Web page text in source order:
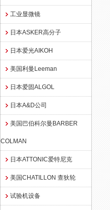
工业显微镜
日本ASKER高分子
日本爱光AIKOH
美国利曼Leeman
日本爱固ALGOL
日本A&D公司
美国巴伯科尔曼BARBER
COLMAN
日本ATTONIC爱特尼克
美国CHATILLON 查狄轮
试验机设备